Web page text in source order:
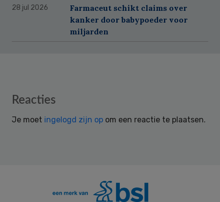
28 jul 2026
Farmaceut schikt claims over
kanker door babypoeder voor
miljarden
Reader
Reacties
Je moet ingelogd zijn op om een reactie te plaatsen.